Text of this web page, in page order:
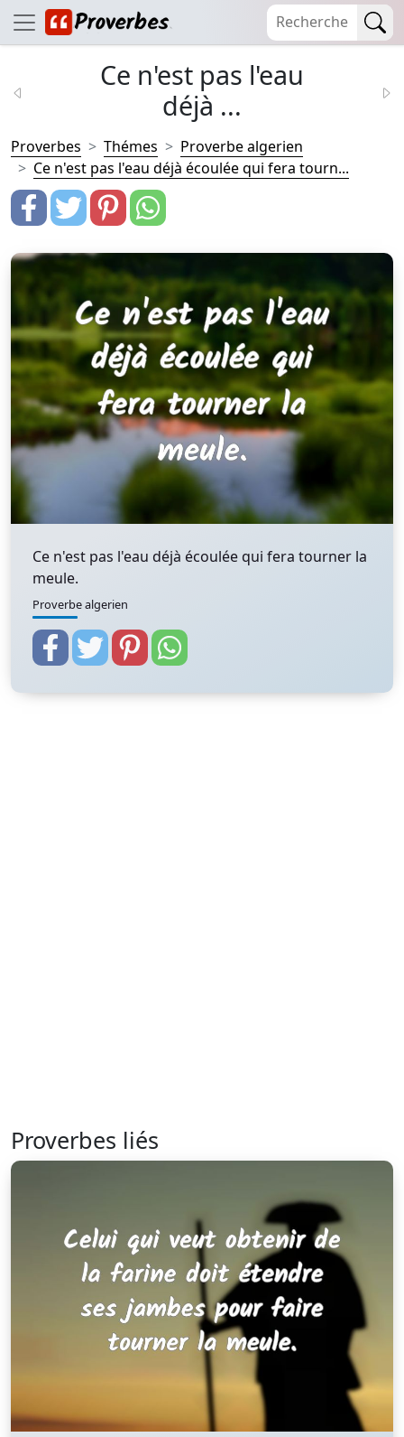
Ce n'est pas l'eau
déjà ...
Proverbes Thémes
Proverbe algerien
Ce n'est pas l'eau déjà écoulée qui fera tourn...
Ce n'est pas l'eau déjà écoulée qui fera tourner la
meule.
Proverbe algerien
Proverbes liés